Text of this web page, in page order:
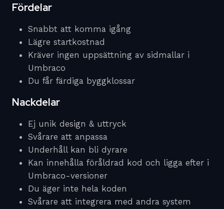
Fördelar
Snabbt att komma igång
Lägre startkostnad
Kräver ingen uppsättning av sidmallar i
Umbraco
Du får färdiga byggklossar
Nackdelar
Ej unik design & uttryck
Svårare att anpassa
Underhåll kan bli dyrare
Kan innehålla föråldrad kod och ligga efter i
Umbraco-versioner
Du äger inte hela koden
Svårare att integrera med andra system